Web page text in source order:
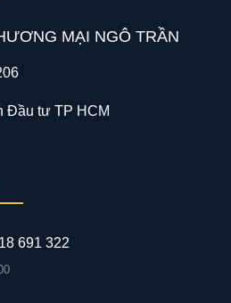
MẠI NGÔ TRẦN
Đầu tư TP HCM
691 322